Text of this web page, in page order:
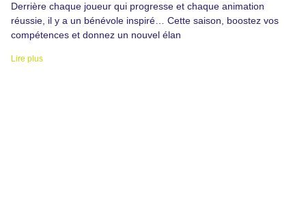
Derrière chaque joueur qui progresse et chaque animation
réussie, il y a un bénévole inspiré… Cette saison, boostez vos
compétences et donnez un nouvel élan
Lire plus